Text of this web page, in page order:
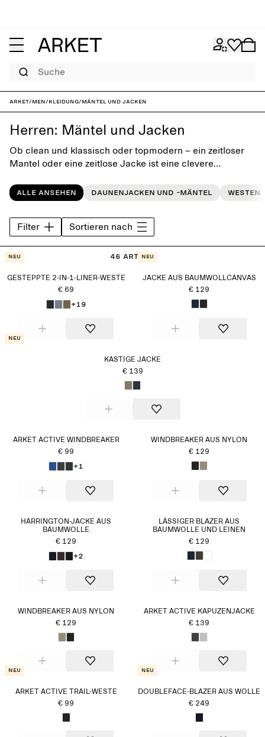
Suche
ARKET/Men/Kleidung/Mäntel und Jacken
Herren: Mäntel und Jacken
Ob clean und klassisch oder topmodern – ein zeitloser
Mantel oder eine zeitlose Jacke ist eine clevere
Herrenjacken und Winterjacken für Männer wurde
entworfen, um sich perfekt in deine Alltagsgarderobe
einzufügen. Die Modelle werden aus sorgfältig
ausgewählten Materialien hergestellt und vereinen die
Entdecke elegante Wollmäntel, vielseitige Overshirts,
nie aus der Mode kommen. Vervollständige deinen Look
an sonnigen Herbsttagen mit leichten Strickteilen und
greife im tiefen Winter zusätzlich zu einer Daunenweste
Alle ansehen Daunenjacken und -mäntel Westen
Filter Sortieren nach
46 Artikel
Neu
GESTEPPTE 2-IN-1-LINER-WESTE
€ 69
+19
Neu
JACKE AUS BAUMWOLLCANVAS
€ 129
Neu
KASTIGE JACKE
€ 139
ARKET ACTIVE WINDBREAKER
€ 99
+1
WINDBREAKER AUS NYLON
€ 129
HARRINGTON-JACKE AUS
BAUMWOLLE
€ 129
+2
LÄSSIGER BLAZER AUS
BAUMWOLLE UND LEINEN
€ 129
WINDBREAKER AUS NYLON
€ 129
ARKET ACTIVE KAPUZENJACKE
€ 139
Neu
ARKET ACTIVE TRAIL-WESTE
€ 99
Neu
DOUBLEFACE-BLAZER AUS WOLLE
€ 249